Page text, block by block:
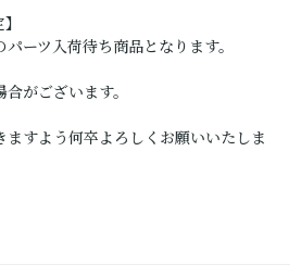
ーツ入荷待ち商品となります。
がございます。
ますよう何卒よろしくお願いいたしま